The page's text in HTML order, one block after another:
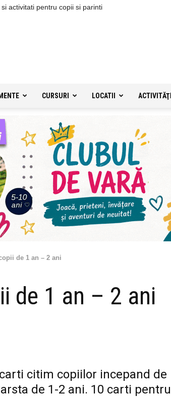
activitati pentru copii si parinti
CURSURI LOCATII ACTIVITĂŢI
de 1 an – 2 ani
de 1 an – 2 ani
citim copiilor incepand de
de 1-2 ani. 10 carti pentru